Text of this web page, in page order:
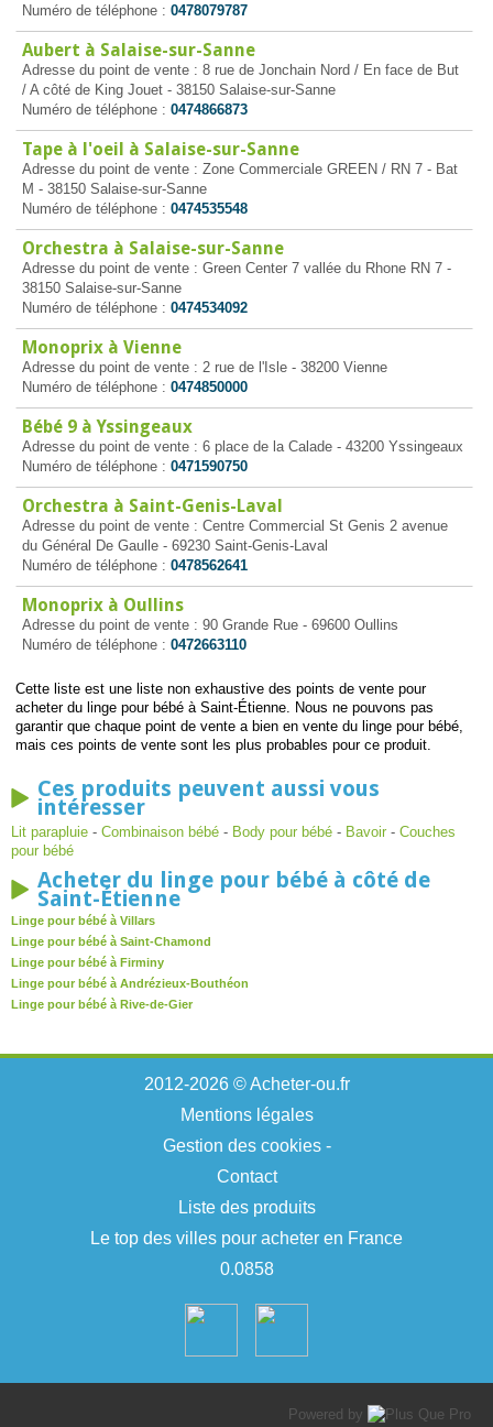
Numéro de téléphone : 0478079787
Aubert à Salaise-sur-Sanne
Adresse du point de vente : 8 rue de Jonchain Nord / En face de But
/ A côté de King Jouet - 38150 Salaise-sur-Sanne
Numéro de téléphone : 0474866873
Tape à l'oeil à Salaise-sur-Sanne
Adresse du point de vente : Zone Commerciale GREEN / RN 7 - Bat
M - 38150 Salaise-sur-Sanne
Numéro de téléphone : 0474535548
Orchestra à Salaise-sur-Sanne
Adresse du point de vente : Green Center 7 vallée du Rhone RN 7 -
38150 Salaise-sur-Sanne
Numéro de téléphone : 0474534092
Monoprix à Vienne
Adresse du point de vente : 2 rue de l'Isle - 38200 Vienne
Numéro de téléphone : 0474850000
Bébé 9 à Yssingeaux
Adresse du point de vente : 6 place de la Calade - 43200 Yssingeaux
Numéro de téléphone : 0471590750
Orchestra à Saint-Genis-Laval
Adresse du point de vente : Centre Commercial St Genis 2 avenue
du Général De Gaulle - 69230 Saint-Genis-Laval
Numéro de téléphone : 0478562641
Monoprix à Oullins
Adresse du point de vente : 90 Grande Rue - 69600 Oullins
Numéro de téléphone : 0472663110
Cette liste est une liste non exhaustive des points de vente pour
acheter du linge pour bébé à Saint-Étienne. Nous ne pouvons pas
garantir que chaque point de vente a bien en vente du linge pour bébé,
mais ces points de vente sont les plus probables pour ce produit.
Ces produits peuvent aussi vous
intéresser
Lit parapluie - Combinaison bébé - Body pour bébé - Bavoir - Couches
pour bébé
Acheter du linge pour bébé à côté de
Saint-Étienne
Linge pour bébé à Villars
Linge pour bébé à Saint-Chamond
Linge pour bébé à Firminy
Linge pour bébé à Andrézieux-Bouthéon
Linge pour bébé à Rive-de-Gier
2012-2026 © Acheter-ou.fr
Mentions légales
Gestion des cookies-
Contact
Liste des produits
Le top des villes pour acheter en France
0.0858
Powered by